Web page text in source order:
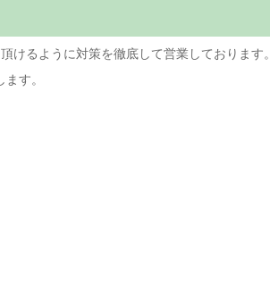
けるように対策を徹底して営業しております。
す。